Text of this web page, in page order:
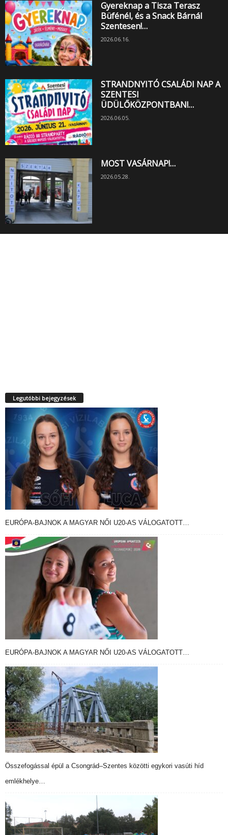
Gyereknap a Tisza Terasz
Büfénél, és a Snack Bárnál
Szentesen!…
2026.06.16.
STRANDNYITÓ CSALÁDI NAP A
SZENTESI
ÜDÜLŐKÖZPONTBAN!…
2026.06.05.
MOST VASÁRNAP!…
2026.05.28.
Legutóbbi bejegyzések
EURÓPA-BAJNOK A MAGYAR NŐI U20-AS VÁLOGATOTT…
EURÓPA-BAJNOK A MAGYAR NŐI U20-AS VÁLOGATOTT…
Összefogással épül a Csongrád–Szentes közötti egykori vasúti híd
emlékhelye…